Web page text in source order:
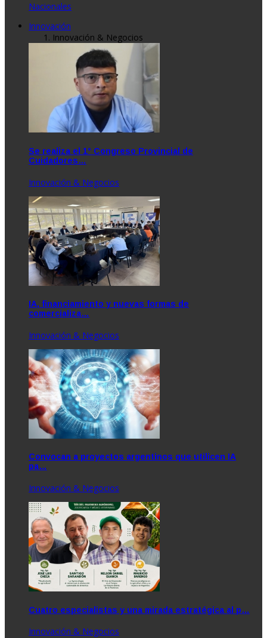
Nacionales
Innovación
Innovación & Negocios
Se realiza el 1° Congreso Provincial de
Cuidadores…
Innovación & Negocios
IA, financiamiento y nuevas formas de
comercializa…
Innovación & Negocios
Convocan a proyectos argentinos que utilicen IA
pa…
Innovación & Negocios
Cuatro especialistas y una mirada estratégica al p…
Innovación & Negocios